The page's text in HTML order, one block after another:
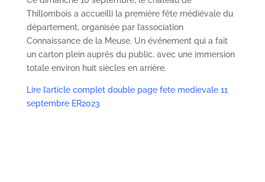
Thillombois a accueilli la première fête médiévale du
département, organisée par l’association
Connaissance de la Meuse. Un événement qui a fait
un carton plein auprès du public, avec une immersion
totale environ huit siècles en arrière.
Lire l’article complet double page fete medievale 11
septembre ER2023